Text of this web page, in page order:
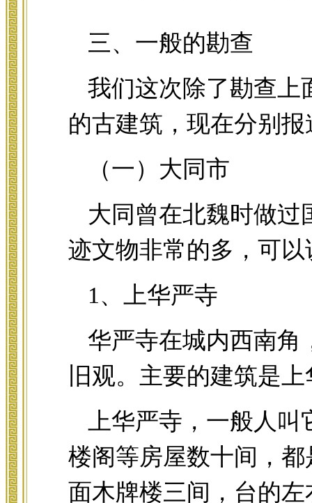
三、一般的勘查
我们这次除了勘查上
的古建筑，现在分别
（一）大同市
大同曾在北魏时做过
迹文物非常的多，可
1、上华严寺
华严寺在城内西南角
旧观。主要的建筑是
上华严寺，一般人
楼阁等房屋数十间，
面木牌楼三间，台的